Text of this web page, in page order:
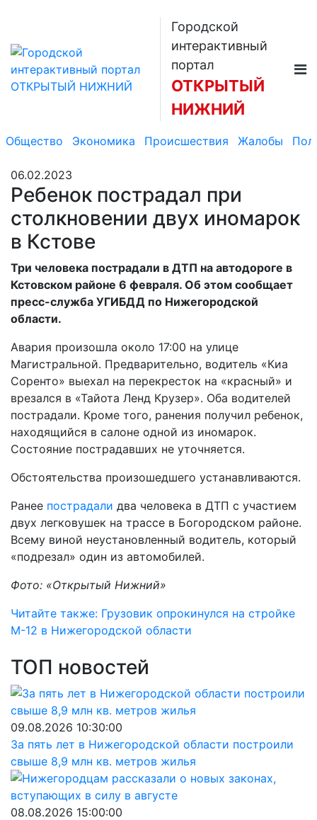
Городской
интерактивный
портал
ОТКРЫТЫЙ
НИЖНИЙ
Общество Экономика Происшествия Жалобы
06.02.2023
Ребенок пострадал при
столкновении двух иномарок
в Кстове
Три человека пострадали в ДТП на автодороге в
Кстовском районе 6 февраля. Об этом сообщает
пресс-служба УГИБДД по Нижегородской
области.
Авария произошла около 17:00 на улице
Магистральной. Предварительно, водитель «Киа
Соренто» выехал на перекресток на «красный» и
врезался в «Тайота Ленд Крузер». Оба водителей
пострадали. Кроме того, ранения получил ребенок,
находящийся в салоне одной из иномарок.
Состояние пострадавших не уточняется.
Обстоятельства произошедшего устанавливаются.
Ранее пострадали два человека в ДТП с участием
двух легковушек на трассе в Богородском районе.
Всему виной неустановленный водитель, который
«подрезал» один из автомобилей.
Фото: «Открытый Нижний»
Читайте также: Грузовик опрокинулся на стройке
М-12 в Нижегородской области
ТОП новостей
09.08.2026 10:30:00
За пять лет в Нижегородской области построили
свыше 8,9 млн кв. метров жилья
08.08.2026 15:00:00